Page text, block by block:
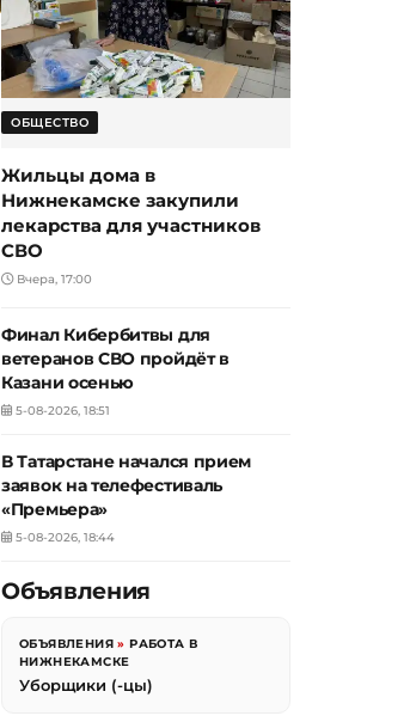
ОБЩЕСТВО
Жильцы дома в
Нижнекамске закупили
лекарства для участников
СВО
Вчера, 17:00
Финал Кибербитвы для
ветеранов СВО пройдёт в
Казани осенью
5-08-2026, 18:51
В Татарстане начался прием
заявок на телефестиваль
«Премьера»
5-08-2026, 18:44
Объявления
ОБЪЯВЛЕНИЯ »РАБОТА В
НИЖНЕКАМСКЕ
Уборщики (-цы)